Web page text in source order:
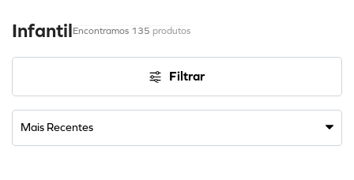
Infantil 135 produtos
Filtrar
Mais Recentes